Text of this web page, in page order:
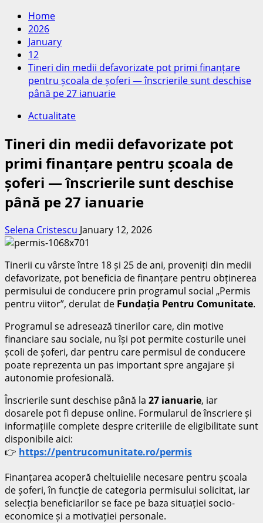
Home
2026
January
12
Tineri din medii defavorizate pot primi finanțare
pentru școala de șoferi — înscrierile sunt deschise
până pe 27 ianuarie
Actualitate
Tineri din medii defavorizate pot
primi finanțare pentru școala de
șoferi — înscrierile sunt deschise
până pe 27 ianuarie
Selena Cristescu January 12, 2026
Tinerii cu vârste între 18 și 25 de ani, proveniți din medii
defavorizate, pot beneficia de finanțare pentru obținerea
permisului de conducere prin programul social „Permis
pentru viitor”, derulat de Fundația Pentru Comunitate.
Programul se adresează tinerilor care, din motive
financiare sau sociale, nu își pot permite costurile unei
școli de șoferi, dar pentru care permisul de conducere
poate reprezenta un pas important spre angajare și
autonomie profesională.
Înscrierile sunt deschise până la 27 ianuarie, iar
dosarele pot fi depuse online. Formularul de înscriere și
informațiile complete despre criteriile de eligibilitate sunt
disponibile aici:
👉 https://pentrucomunitate.ro/permis
Finanțarea acoperă cheltuielile necesare pentru școala
de șoferi, în funcție de categoria permisului solicitat, iar
selecția beneficiarilor se face pe baza situației socio-
economice și a motivației personale.